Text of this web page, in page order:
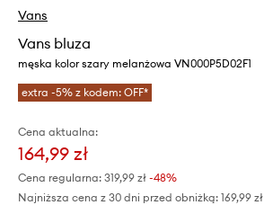
Vans
Vans bluza
męska kolor szary melanżowa VN000P5D02F1
extra -5% z kodem: OFF*
Cena aktualna:
164,99 zł
Cena regularna: 319,99 zł -48%
Najniższa cena z 30 dni przed obniżką: 169,99 zł